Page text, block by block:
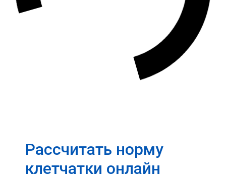
Рассчитать норму
клетчатки онлайн